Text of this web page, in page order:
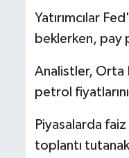
Yatırımcılar
beklerken, pay
Analistler, Orta
petrol
Piyasalarda
toplantı